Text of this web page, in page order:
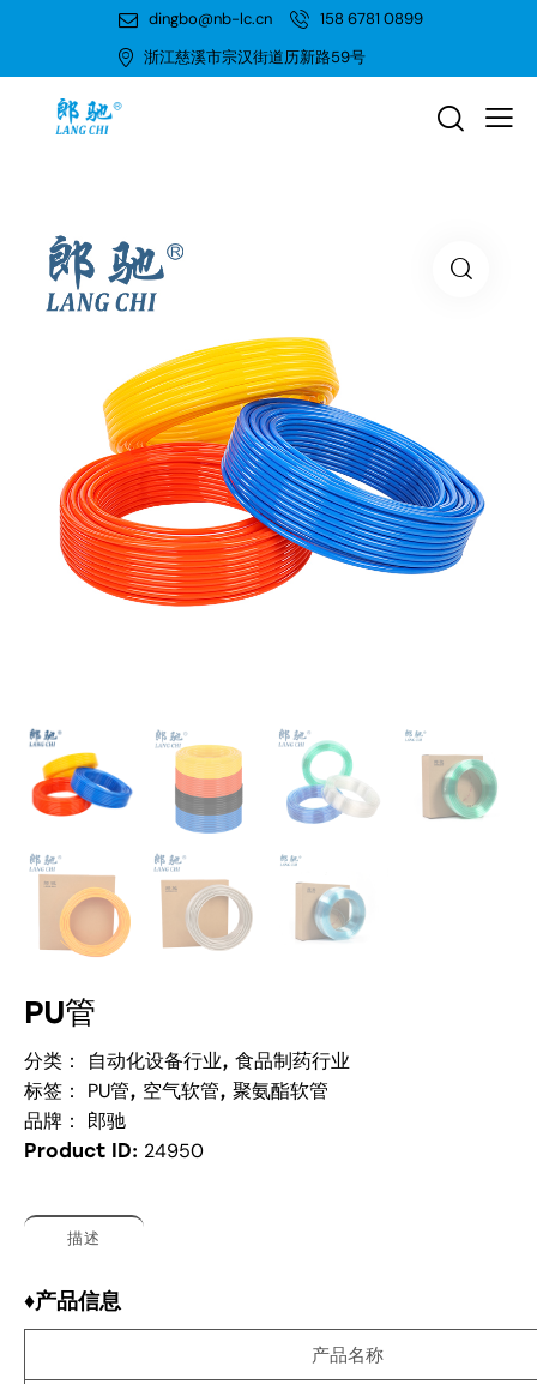
dingbo@nb-lc.cn
158 6781 0899
浙江慈溪市宗汉街道历新路59号
PU管
分类： 自动化设备行业, 食品制药行业
标签： PU管, 空气软管, 聚氨酯软管
品牌： 郎驰
Product ID: 24950
描述
♦产品信息
产品名称